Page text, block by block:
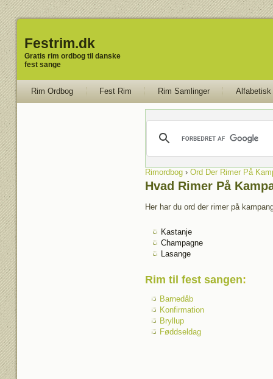
Festrim.dk
Gratis rim ordbog til danske
fest sange
Rim Ordbog Fest Rim Rim Samlinger Alfabetisk
Rimordbog› Ord Der Rimer På
Hvad Rimer På
Her har du ord der rimer på
Kastanje
Champagne
Lasange
Rim til fest sangen:
Barnedåb
Konfirmation
Bryllup
Føddseldag